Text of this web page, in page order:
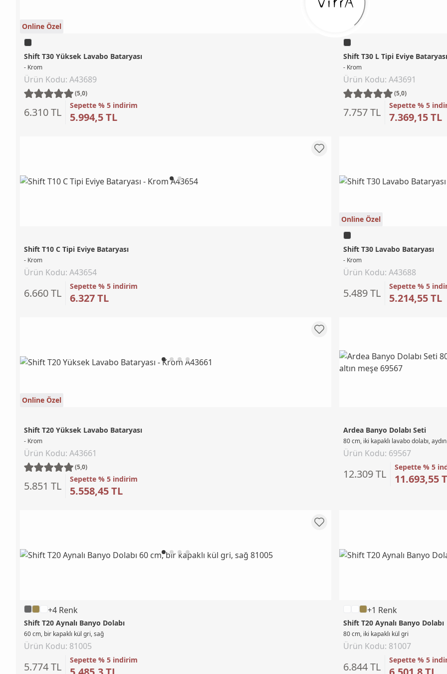
Online Özel
Shift T30 Yüksek Lavabo Bataryası
- Krom
Ürün Kodu: A43689
(5,0)
6.310 TL
Sepette % 5 indirim
5.994,5 TL
Shift T30 L Tipi Eviye Bataryası
- Krom
Ürün Kodu: A43691
(5,0)
7.757 TL
Sepette % 5
7.369,15 TL
Shift T10 C Tipi Eviye Bataryası
- Krom
Ürün Kodu: A43654
6.660 TL
Sepette % 5 indirim
6.327 TL
Online Özel
Shift T30 Lavabo Bataryası
- Krom
Ürün Kodu: A43688
5.489 TL
Sepette % 5
5.214,55 TL
Online Özel
Shift T20 Yüksek Lavabo Bataryası
- Krom
Ürün Kodu: A43661
(5,0)
5.851 TL
Sepette % 5 indirim
5.558,45 TL
Ardea Banyo Dolabı Seti
80 cm, iki kapaklı lavabo dolabı,
Ürün Kodu: 69567
12.309 TL
Sepette % 5
11.693,55
+4 Renk
Shift T20 Aynalı Banyo Dolabı
60 cm, bir kapaklı kül gri, sağ
Ürün Kodu: 81005
5.774 TL
Sepette % 5 indirim
+1 Renk
Shift T20 Aynalı Banyo Dolabı
80 cm, iki kapaklı kül gri
Ürün Kodu: 81007
6.844 TL
Sepette % 5